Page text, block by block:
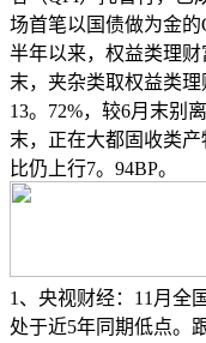
场首笔以国债做为金
半年以来，权益类理
末，夹杂类取权益类
13。72%，较6月末别
末，正在大都固收类
比仍上行7。94BP。
1、央视财经：11月全
处于近5年同期低点。